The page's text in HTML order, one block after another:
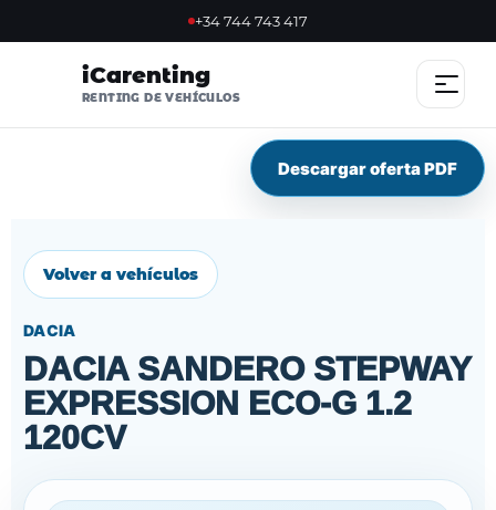
+34 744 743 417
iCarenting
RENTING DE VEHÍCULOS
NOSOTROS
Descargar oferta PDF
Volver a vehículos
DACIA
DACIA SANDERO STEPWAY
EXPRESSION ECO-G 1.2
120CV